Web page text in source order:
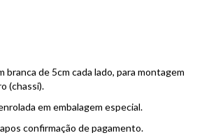
branca de 5cm cada lado, para montagem
(chassi).
em embalagem especial.
confirmação de pagamento.